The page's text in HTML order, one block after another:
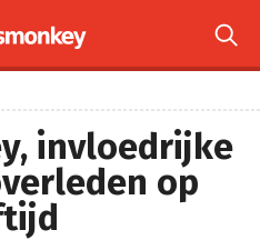

invloedrijke
op